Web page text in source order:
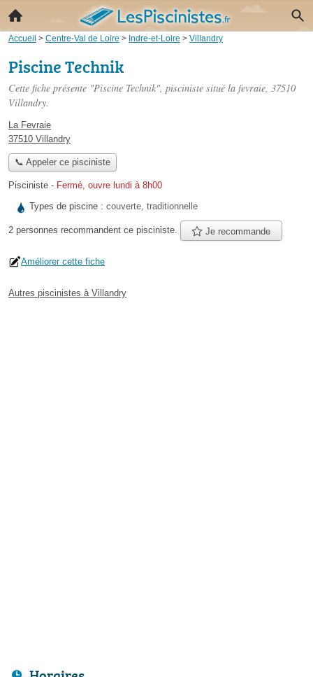
Accueil > Centre-Val de Loire > Indre-et-Loire > Villandry
Piscine Technik
Cette fiche présente "Piscine Technik", pisciniste situé la fevraie, 37510
Villandry.
La Fevraie
37510 Villandry
📞 Appeler ce pisciniste
Pisciniste - Fermé, ouvre lundi à 8h00
Types de piscine : couverte, traditionnelle
2 personnes recommandent ce pisciniste. Je recommande
Améliorer cette fiche
Autres piscinistes à Villandry